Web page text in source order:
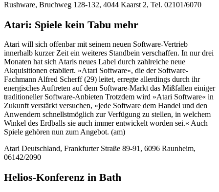
Rushware, Bruchweg 128-132, 4044 Kaarst 2, Tel. 02101/6070
Atari: Spiele kein Tabu mehr
Atari will sich offenbar mit seinem neuen Software-Vertrieb
innerhalb kurzer Zeit ein weiteres Standbein verschaffen. In nur drei
Monaten hat sich Ataris neues Label durch zahlreiche neue
Akquisitionen etabliert. »Atari Software«, die der Software-
Fachmann Alfred Scherff (29) leitet, erregte allerdings durch ihr
energisches Auftreten auf dem Software-Markt das Mißfallen einiger
traditioneller Software-Anbieten Trotzdem wird »Atari Software« in
Zukunft verstärkt versuchen, »jede Software dem Handel und den
Anwendern schnellstmöglich zur Verfügung zu stellen, in welchem
Winkel des Erdballs sie auch immer entwickelt worden sei.« Auch
Spiele gehören nun zum Angebot. (am)
Atari Deutschland, Frankfurter Straße 89-91, 6096 Raunheim,
06142/2090
Helios-Konferenz in Bath